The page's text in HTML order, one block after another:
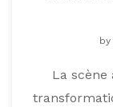
by
La